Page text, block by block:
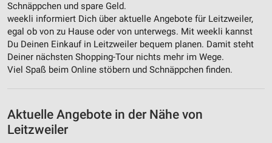
Schnäppchen und spare Geld.
weekli informiert Dich über aktuelle Angebote für Leitzweiler,
egal ob von zu Hause oder von unterwegs. Mit weekli kannst
Du Deinen Einkauf in Leitzweiler bequem planen. Damit steht
Deiner nächsten Shopping-Tour nichts mehr im Wege.
Viel Spaß beim Online stöbern und Schnäppchen finden.
Aktuelle Angebote in der Nähe von
Leitzweiler
Entwicklung und Verbesserung der Angebote
Verwendung reduzierter Daten zur Auswahl von
Inhalten
IAB-Besonderheiten:
Geräte anhand von aktiv angeforderten
Informationen identifizieren